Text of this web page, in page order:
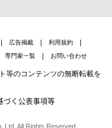
広告掲載
利用規約
専門家一覧 お問い合わせ
等のコンテンツの無断転載を
づく公表事項等
All Rights Reserved.